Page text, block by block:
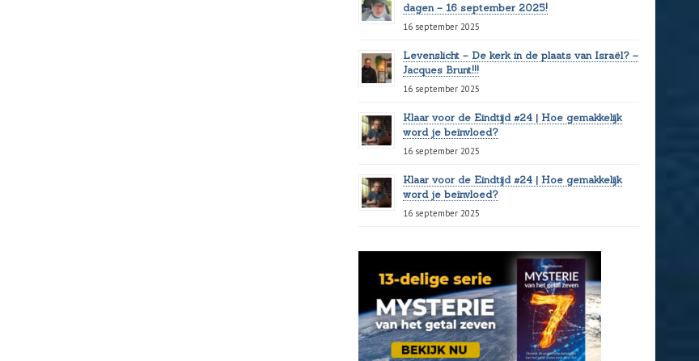
dagen – 16 september 2025!
16 september 2025
Levenslicht – De kerk in de plaats van Israël? –
Jacques Brunt!!!
16 september 2025
Klaar voor de Eindtijd #24 | Hoe gemakkelijk
word je beïnvloed?
16 september 2025
Klaar voor de Eindtijd #24 | Hoe gemakkelijk
word je beïnvloed?
16 september 2025